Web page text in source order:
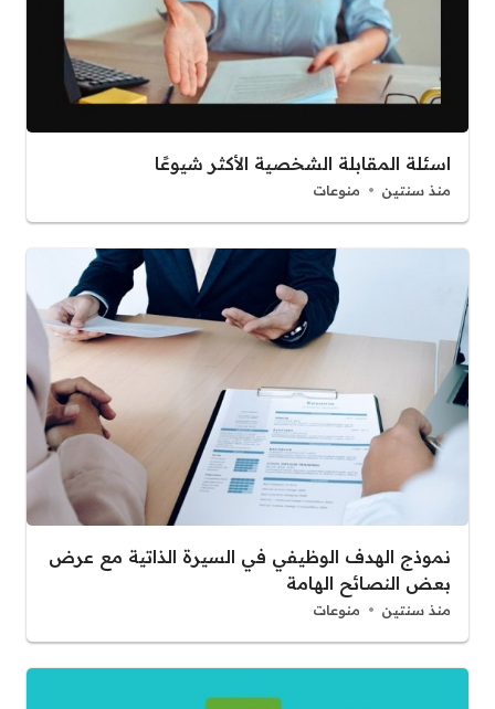
اسئلة المقابلة الشخصية الأكثر شيوعًا
منذ سنتين منوعات
نموذج الهدف الوظيفي في السيرة الذاتية مع عرض
بعض النصائح الهامة
منذ سنتين منوعات